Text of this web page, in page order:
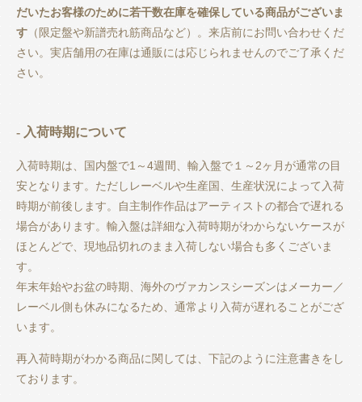
だいたお客様のために若干数在庫を確保している商品がございま
す （限定盤や新譜売れ筋商品など）。来店前にお問い合わせくだ
さい。実店舗用の在庫は通販には応じられませんのでご了承くだ
さい。
- 入荷時期について
入荷時期は、国内盤で1～4週間、輸入盤で１～2ヶ月が通常の目
安となります。ただしレーベルや生産国、生産状況によって入荷
時期が前後します。自主制作作品はアーティストの都合で遅れる
場合があります。輸入盤は詳細な入荷時期がわからないケースが
ほとんどで、現地品切れのまま入荷しない場合も多くございま
す。
年末年始やお盆の時期、海外のヴァカンスシーズンはメーカー／
レーベル側も休みになるため、通常より入荷が遅れることがござ
います。
再入荷時期がわかる商品に関しては、下記のように注意書きをし
ております。